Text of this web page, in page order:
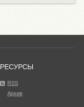
РЕСУРСЫ
RSS
Архив